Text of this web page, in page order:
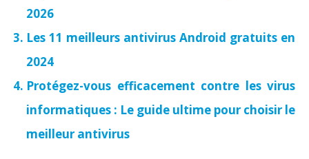
2026
Les 11 meilleurs antivirus Android gratuits en
2024
Protégez-vous efficacement contre les virus
informatiques : Le guide ultime pour choisir le
meilleur antivirus